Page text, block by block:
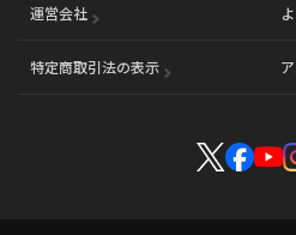
運営会社 （別ウィンドウで開く）
特定商取引法の表示